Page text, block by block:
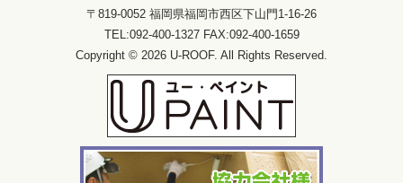
〒819-0052 福岡県福岡市西区下山門1-16-26
TEL:092-400-1327 FAX:092-400-1659
Copyright © 2026 U-ROOF. All Rights Reserved.